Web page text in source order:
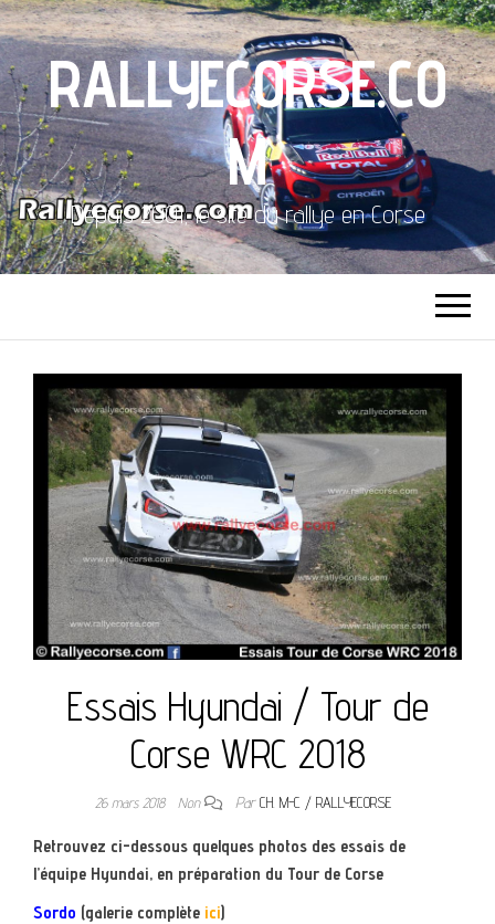
RALLYECORSE.CO
M
Depuis 2001, le site du rallye en Corse
Essais Hyundai / Tour de
Corse WRC 2018
26 mars 2018 Non ParCH. M-C / RALLYECORSE
Retrouvez ci-dessous quelques photos des essais de
l’équipe Hyundai, en préparation du Tour de Corse
Sordo (galerie complète ici)